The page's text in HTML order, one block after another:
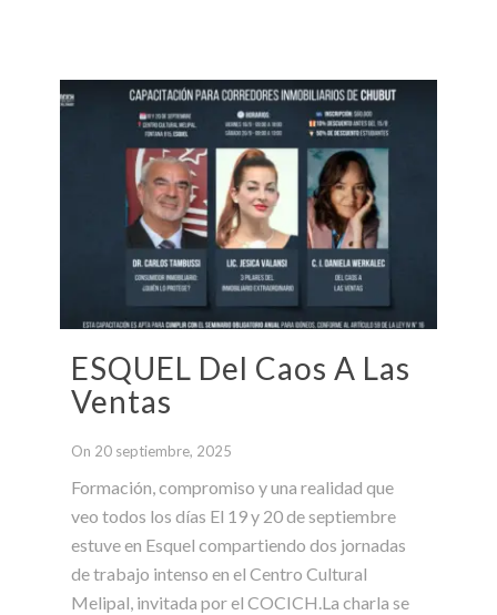
ESQUEL Del Caos A Las
Ventas
On 20 septiembre, 2025
Formación, compromiso y una realidad que
veo todos los días El 19 y 20 de septiembre
estuve en Esquel compartiendo dos jornadas
de trabajo intenso en el Centro Cultural
Melipal, invitada por el COCICH.La charla se